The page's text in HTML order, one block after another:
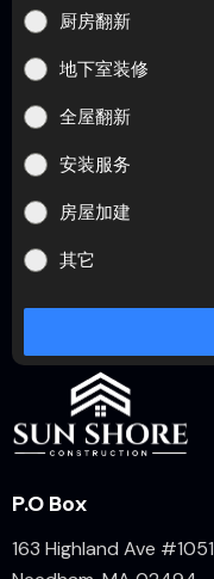
厨房翻新
地下室装修
全屋翻新
安装服务
房屋加建
其它
P.O Box
163 Highland Ave #1051